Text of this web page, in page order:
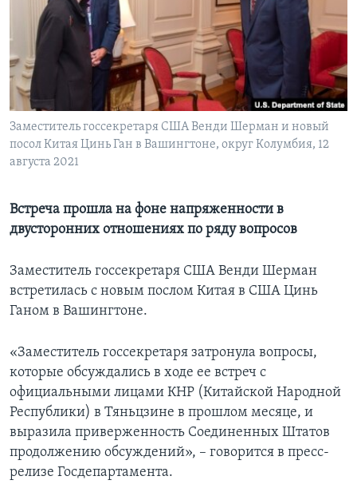
Learning English
СОЦИАЛЬНЫЕ СЕТИ
Языки
Заместитель госсекретаря США Венди Шерман и новый
посол Китая Цинь Ган в Вашингтоне, округ Колумбия, 12
августа 2021
Встреча прошла на фоне напряженности в
двусторонних отношениях по ряду вопросов
Заместитель госсекретаря США Венди Шерман
встретилась с новым послом Китая в США Цинь
Ганом в Вашингтоне.
«Заместитель госсекретаря затронула вопросы,
которые обсуждались в ходе ее встреч с
официальными лицами КНР (Китайской Народной
Республики) в Тяньцзине в прошлом месяце, и
выразила приверженность Соединенных Штатов
продолжению обсуждений», – говорится в пресс-
релизе Госдепартамента.